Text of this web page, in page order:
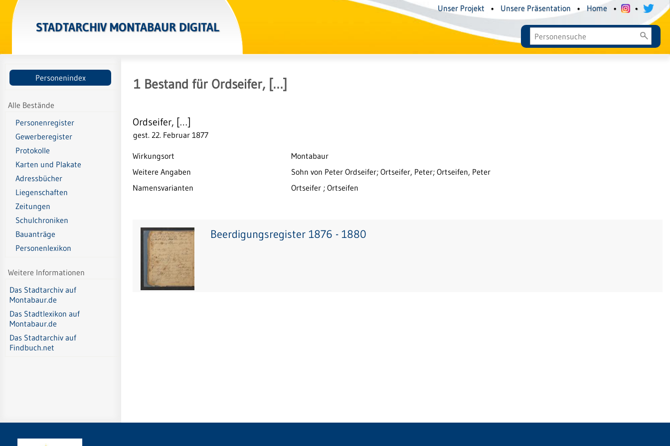
STADTARCHIV MONTABAUR DIGITAL
Unser Projekt • Unsere Präsentation • Home • •
Personenindex
Alle Bestände
Personenregister
Gewerberegister
Protokolle
Karten und Plakate
Adressbücher
Liegenschaften
Zeitungen
Schulchroniken
Bauanträge
Personenlexikon
Weitere Informationen
Das Stadtarchiv auf
Montabaur.de
Das Stadtlexikon auf
Montabaur.de
Das Stadtarchiv auf
Findbuch.net
1 Bestand für Ordseifer, […]
Ordseifer, […]
gest. 22. Februar 1877
Wirkungsort
Montabaur
Weitere Angaben
Sohn von Peter Ordseifer; Ortseifer, Peter; Ortseifen, Peter
Namensvarianten
Ortseifer ; Ortseifen
Beerdigungsregister 1876 - 1880